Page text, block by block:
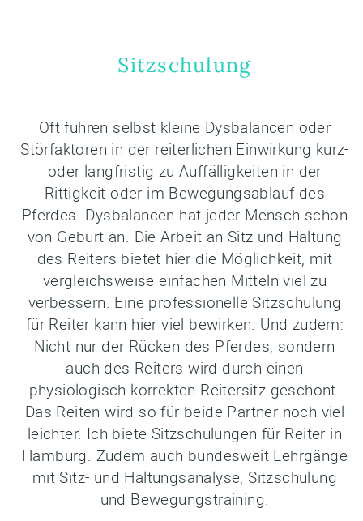
Sitzschulung
Oft führen selbst kleine Dysbalancen oder
Störfaktoren in der reiterlichen Einwirkung kurz-
oder langfristig zu Auffälligkeiten in der
Rittigkeit oder im Bewegungsablauf des
Pferdes. Dysbalancen hat jeder Mensch schon
von Geburt an. Die Arbeit an Sitz und Haltung
des Reiters bietet hier die Möglichkeit, mit
vergleichsweise einfachen Mitteln viel zu
verbessern. Eine professionelle Sitzschulung
für Reiter kann hier viel bewirken. Und zudem:
Nicht nur der Rücken des Pferdes, sondern
auch des Reiters wird durch einen
physiologisch korrekten Reitersitz geschont.
Das Reiten wird so für beide Partner noch viel
leichter. Ich biete Sitzschulungen für Reiter in
Hamburg. Zudem auch bundesweit Lehrgänge
mit Sitz- und Haltungsanalyse, Sitzschulung
und Bewegungstraining.